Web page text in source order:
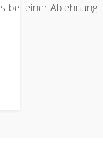
bei einer Ablehnung